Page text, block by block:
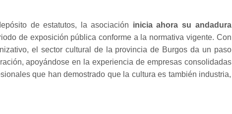
de estatutos, la asociación inicia ahora su andadura
de exposición pública conforme a la normativa vigente. Con
el sector cultural de la provincia de Burgos da un paso
apoyándose en la experiencia de empresas consolidadas
que han demostrado que la cultura es también industria,